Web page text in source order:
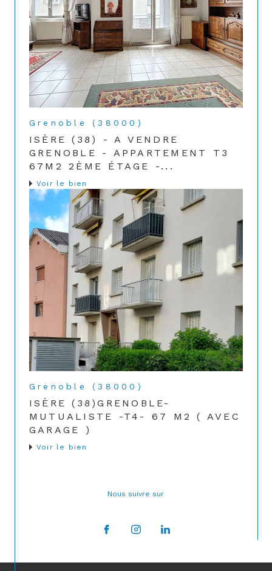
Grenoble (38000)
ISÈRE (38) - A VENDRE
GRENOBLE - APPARTEMENT T3
67M2 2ÈME ÉTAGE -...
Voir le bien
Grenoble (38000)
ISÈRE (38)GRENOBLE-
MUTUALISTE -T4- 67 M2 ( AVEC
GARAGE )
Voir le bien
Nous suivre sur